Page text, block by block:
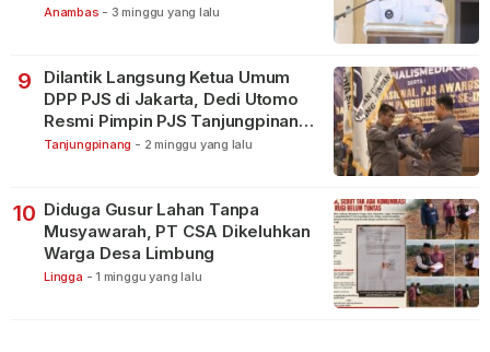
Anambas - 3 minggu yang lalu
9
Dilantik Langsung Ketua Umum
DPP PJS di Jakarta, Dedi Utomo
Resmi Pimpin PJS Tanjungpinang-
Bintan
Tanjungpinang - 2 minggu yang lalu
10 Diduga Gusur Lahan Tanpa
Musyawarah, PT CSA Dikeluhkan
Warga Desa Limbung
Lingga - 1 minggu yang lalu